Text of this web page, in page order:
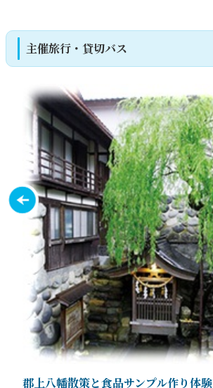
主催旅行・貸切バス
郡上八幡散策と食品サンプル作り体験